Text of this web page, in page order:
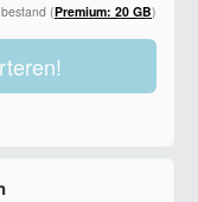
(Premium: 20 GB)